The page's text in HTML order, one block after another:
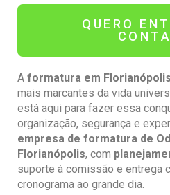
QUERO
A formatura em Florianópolis
mais marcantes da vida
está aqui para fazer essa
organização, segurança e
empresa de formatura de
Florianópolis, com
suporte à comissão e entrega
cronograma ao grande dia.